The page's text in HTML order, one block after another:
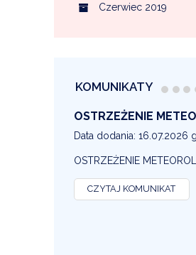
Czerwiec 2019
KOMUNIKATY
OSTRZEŻENIE
Data dodania: 16.07.2026
OSTRZEŻENIE
CZYTAJ KOMUNIKAT